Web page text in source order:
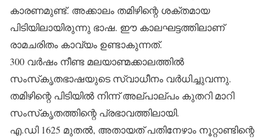
കാരണമുണ്ട്. അക്കാലം തമിഴിന്റെ ശക്തമായ
പിടിയിലായിരുന്നു ഭാഷ. ഈ കാലഘട്ടത്തിലാണ്
രാമചരിതം കാവ്യം ഉണ്ടാകുന്നത്.
300 വര്‍ഷം നീണ്ട മലയാണ്മക്കാലത്തില്‍
സംസ്‌കൃതഭാഷയുടെ സ്വാധീനം വര്‍ധിച്ചുവന്നു.
തമിഴിന്റെ പിടിയില്‍ നിന്ന് അല്പാല്പം കുതറി മാറി
സംസ്‌കൃതത്തിന്റെ പ്രഭാവത്തിലായി.
എ.ഡി 1625 മുതല്‍, അതായത് പതിനേഴാം നൂറ്റാണ്ടിന്റെ